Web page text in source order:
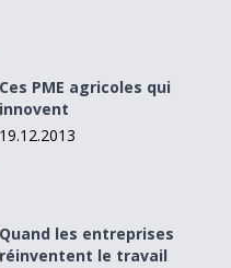
Ces PME agricoles qui
innovent
19.12.2013
le travail
Quand les entreprises
réinventent le travail